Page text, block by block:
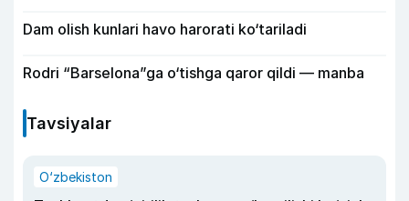
Dam olish kunlari havo harorati ko‘tariladi
Rodri “Barselona”ga o‘tishga qaror qildi — manba
Tavsiyalar
O‘zbekiston